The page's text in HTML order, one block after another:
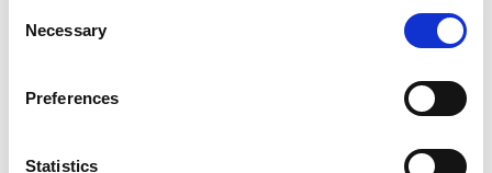
Selection
Necessary
Preferences
Statistics
Carrozzeria
Service Plus